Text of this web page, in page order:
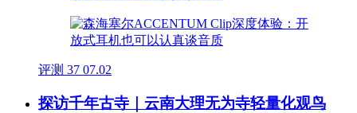
评测 37 07.02
探访千年古寺｜云南大理无为寺轻量化观鸟